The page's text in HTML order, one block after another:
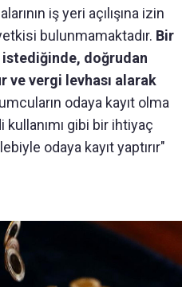
iş yeri açılışına izin
bulunmamaktadır. Bir
doğrudan
ve vergi levhası alarak
odaya kayıt olma
gibi bir ihtiyaç
odaya kayıt yaptırır"